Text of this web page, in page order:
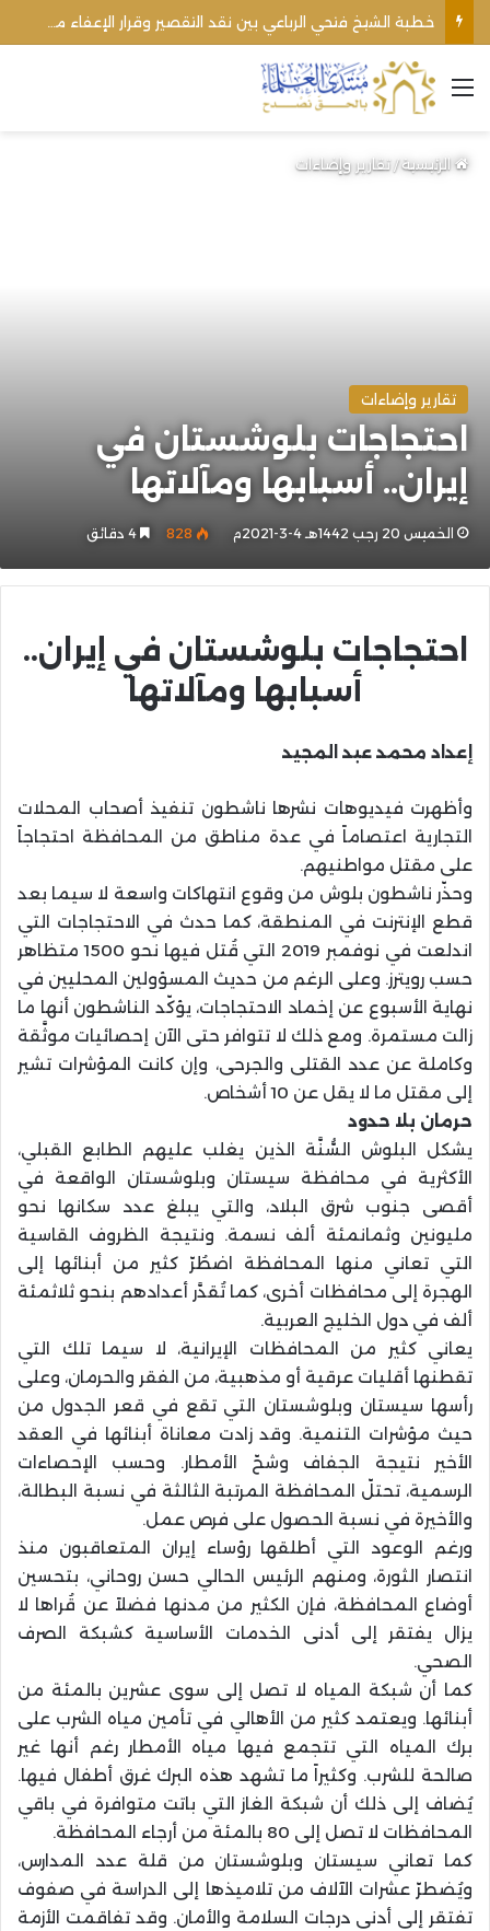
القائمة
الرئيسية/تقارير وإضاءات
تقارير وإضاءات
احتجاجات بلوشستان في
إيران.. أسبابها ومآلاتها
الخميس 20 رجب 1442هـ 4-3-2021م 828
احتجاجات بلوشستان في إيران..
أسبابها ومآلاتها
إعداد محمد عبد المجيد
وأظهرت فيديوهات نشرها ناشطون تنفيذ أصحاب المحلات
التجارية اعتصاماً في عدة مناطق من المحافظة احتجاجاً
على مقتل مواطنيهم.
وحذّر ناشطون بلوش من وقوع انتهاكات واسعة لا سيما بعد
قطع الإنترنت في المنطقة، كما حدث في الاحتجاجات التي
اندلعت في نوفمبر 2019 التي قُتل فيها نحو 1500 متظاهر
حسب رويترز. وعلى الرغم من حديث المسؤولين المحليين في
نهاية الأسبوع عن إخماد الاحتجاجات، يؤكّد الناشطون أنها ما
زالت مستمرة. ومع ذلك لا تتوافر حتى الآن إحصائيات موثَّقة
وكاملة عن عدد القتلى والجرحى، وإن كانت المؤشرات تشير
إلى مقتل ما لا يقل عن 10 أشخاص.
حرمان بلا حدود
يشكل البلوش السُّنَّة الذين يغلب عليهم الطابع القبلي،
الأكثرية في محافظة سيستان وبلوشستان الواقعة في
أقصى جنوب شرق البلاد، والتي يبلغ عدد سكانها نحو
مليونين وثمانمئة ألف نسمة. ونتيجة الظروف القاسية
التي تعاني منها المحافظة اضطُرّ كثير من أبنائها إلى
الهجرة إلى محافظات أخرى، كما تُقدَّر أعدادهم بنحو ثلاثمئة
ألف في دول الخليج العربية.
يعاني كثير من المحافظات الإيرانية، لا سيما تلك التي
تقطنها أقليات عرقية أو مذهبية، من الفقر والحرمان، وعلى
رأسها سيستان وبلوشستان التي تقع في قعر الجدول من
حيث مؤشرات التنمية. وقد زادت معاناة أبنائها في العقد
الأخير نتيجة الجفاف وشحّ الأمطار. وحسب الإحصاءات
الرسمية، تحتلّ المحافظة المرتبة الثالثة في نسبة البطالة،
والأخيرة في نسبة الحصول على فرص عمل.
ورغم الوعود التي أطلقها رؤساء إيران المتعاقبون منذ
انتصار الثورة، ومنهم الرئيس الحالي حسن روحاني، بتحسين
أوضاع المحافظة، فإن الكثير من مدنها فضلاً عن قُراها لا
يزال يفتقر إلى أدنى الخدمات الأساسية كشبكة الصرف
الصحي.
كما أن شبكة المياه لا تصل إلى سوى عشرين بالمئة من
أبنائها. ويعتمد كثير من الأهالي في تأمين مياه الشرب على
برك المياه التي تتجمع فيها مياه الأمطار رغم أنها غير
صالحة للشرب. وكثيراً ما تشهد هذه البرك غرق أطفال فيها.
يُضاف إلى ذلك أن شبكة الغاز التي باتت متوافرة في باقي
المحافظات لا تصل إلى 80 بالمئة من أرجاء المحافظة.
كما تعاني سيستان وبلوشستان من قلة عدد المدارس،
ويُضطرّ عشرات الآلاف من تلاميذها إلى الدراسة في صفوف
تفتقر إلى أدنى درجات السلامة والأمان. وقد تفاقمت الأزمة